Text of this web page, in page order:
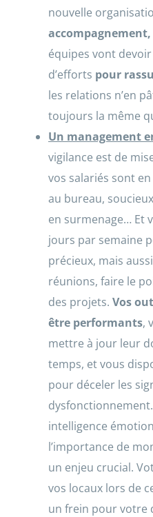
nouvelle
équipes vont
d’efforts pour
les relations n’en
toujours la même
Un management
vigilance est de
vos salariés sont
au bureau,
en surmenage… Et
jours par semaine
précieux, mais
réunions, faire le
des projets. Vos
être performants,
mettre à jour leur
temps, et vous
pour déceler les
intelligence
l’importance de
un enjeu crucial.
vos locaux lors de
un frein pour votre